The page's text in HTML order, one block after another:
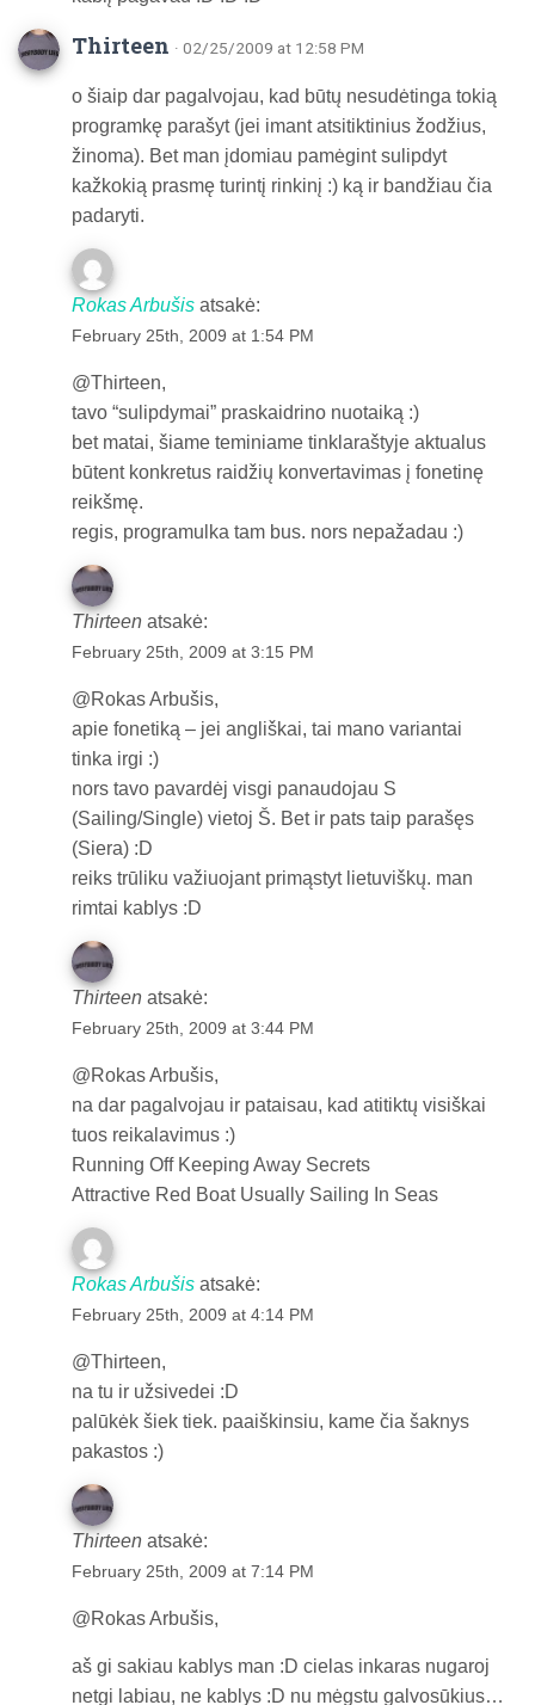
Thirteen · 02/25/2009 at 12:58 PM
o šiaip dar pagalvojau, kad būtų nesudėtinga tokią
programkę parašyt (jei imant atsitiktinius žodžius,
žinoma). Bet man įdomiau pamėgint sulipdyt
kažkokią prasmę turintį rinkinį :) ką ir bandžiau čia
padaryti.
Rokas Arbušis atsakė:
February 25th, 2009 at 1:54 PM
@Thirteen,
tavo “sulipdymai” praskaidrino nuotaiką :)
bet matai, šiame teminiame tinklaraštyje aktualus
būtent konkretus raidžių konvertavimas į fonetinę
reikšmę.
regis, programulka tam bus. nors nepažadau :)
Thirteen atsakė:
February 25th, 2009 at 3:15 PM
@Rokas Arbušis,
apie fonetiką – jei angliškai, tai mano variantai
tinka irgi :)
nors tavo pavardėj visgi panaudojau S
(Sailing/Single) vietoj Š. Bet ir pats taip parašęs
(Siera) :D
reiks trūliku važiuojant primąstyt lietuviškų. man
rimtai kablys :D
Thirteen atsakė:
February 25th, 2009 at 3:44 PM
@Rokas Arbušis,
na dar pagalvojau ir pataisau, kad atitiktų visiškai
tuos reikalavimus :)
Running Off Keeping Away Secrets
Attractive Red Boat Usually Sailing In Seas
Rokas Arbušis atsakė:
February 25th, 2009 at 4:14 PM
@Thirteen,
na tu ir užsivedei :D
palūkėk šiek tiek. paaiškinsiu, kame čia šaknys
pakastos :)
Thirteen atsakė:
February 25th, 2009 at 7:14 PM
@Rokas Arbušis,
aš gi sakiau kablys man :D cielas inkaras nugaroj
netgi labiau, ne kablys :D nu mėgstu galvosūkius…